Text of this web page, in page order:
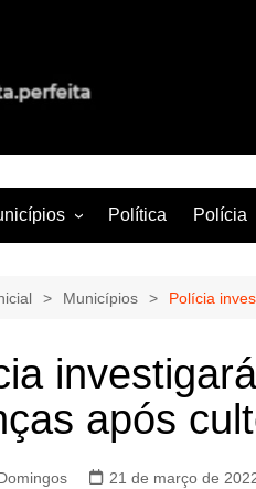
interior de Sergipe
Política Polícia
Municípios Polícia
após
21 de março de